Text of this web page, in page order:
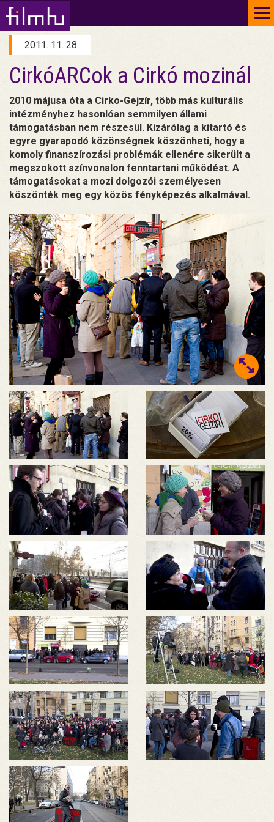
2011. 11. 28.
CirkóARCok a Cirkó mozinál
2010 májusa óta a Cirko-Gejzír, több más kulturális
intézményhez hasonlóan semmilyen állami
támogatásban nem részesül. Kizárólag a kitartó és
egyre gyarapodó közönségnek köszönheti, hogy a
komoly finanszírozási problémák ellenére sikerült a
megszokott színvonalon fenntartani működést. A
támogatásokat a mozi dolgozói személyesen
köszönték meg egy közös fényképezés alkalmával.